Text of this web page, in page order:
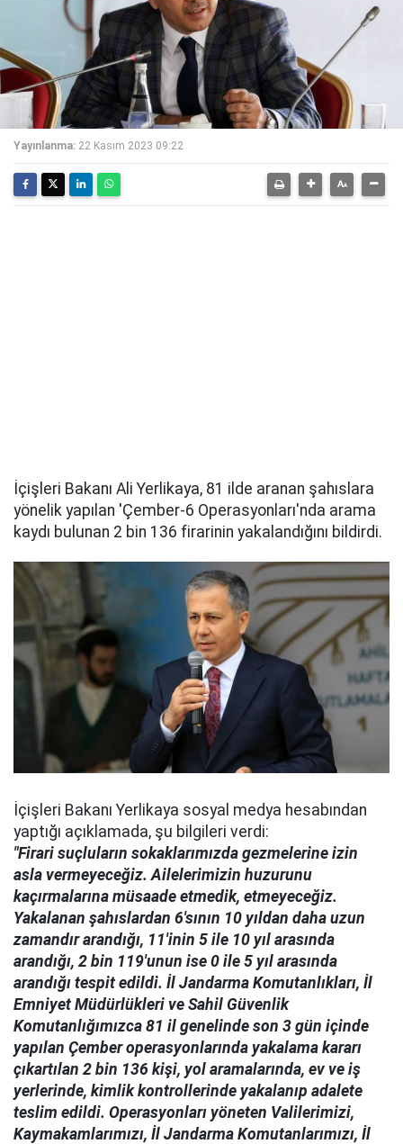
Yayınlanma: 22 Kasım 2023 09:22
İçişleri Bakanı Ali Yerlikaya, 81 ilde aranan şahıslara
yönelik yapılan 'Çember-6 Operasyonları'nda arama
kaydı bulunan 2 bin 136 firarinin yakalandığını bildirdi.
İçişleri Bakanı Yerlikaya sosyal medya hesabından
yaptığı açıklamada, şu bilgileri verdi:
"Firari suçluların sokaklarımızda gezmelerine izin
asla vermeyeceğiz. Ailelerimizin huzurunu
kaçırmalarına müsaade etmedik, etmeyeceğiz.
Yakalanan şahıslardan 6'sının 10 yıldan daha uzun
zamandır arandığı, 11'inin 5 ile 10 yıl arasında
arandığı, 2 bin 119'unun ise 0 ile 5 yıl arasında
arandığı tespit edildi. İl Jandarma Komutanlıkları, İl
Emniyet Müdürlükleri ve Sahil Güvenlik
Komutanlığımızca 81 il genelinde son 3 gün içinde
yapılan Çember operasyonlarında yakalama kararı
çıkartılan 2 bin 136 kişi, yol aramalarında, ev ve iş
yerlerinde, kimlik kontrollerinde yakalanıp adalete
teslim edildi. Operasyonları yöneten Valilerimizi,
Kaymakamlarımızı, İl Jandarma Komutanlarımızı, İl